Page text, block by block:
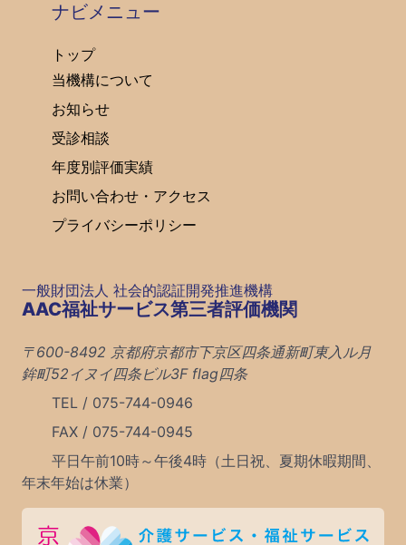
ナビメニュー
トップ
当機構について
お知らせ
受診相談
年度別評価実績
お問い合わせ・アクセス
プライバシーポリシー
一般財団法人 社会的認証開発推進機構
AAC福祉サービス第三者評価機関
〒600-8492 京都府京都市下京区四条通新町東入ル月
鉾町52イヌイ四条ビル3F flag四条
TEL / 075-744-0946
FAX / 075-744-0945
平日午前10時～午後4時（土日祝、夏期休暇期間、
年末年始は休業）